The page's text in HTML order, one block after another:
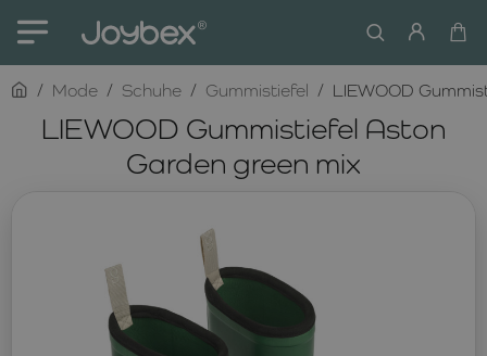
LIEWOOD Gummistiefel Aston
Garden green mix
homeMode Schuhe Gummistiefel LIEWOOD